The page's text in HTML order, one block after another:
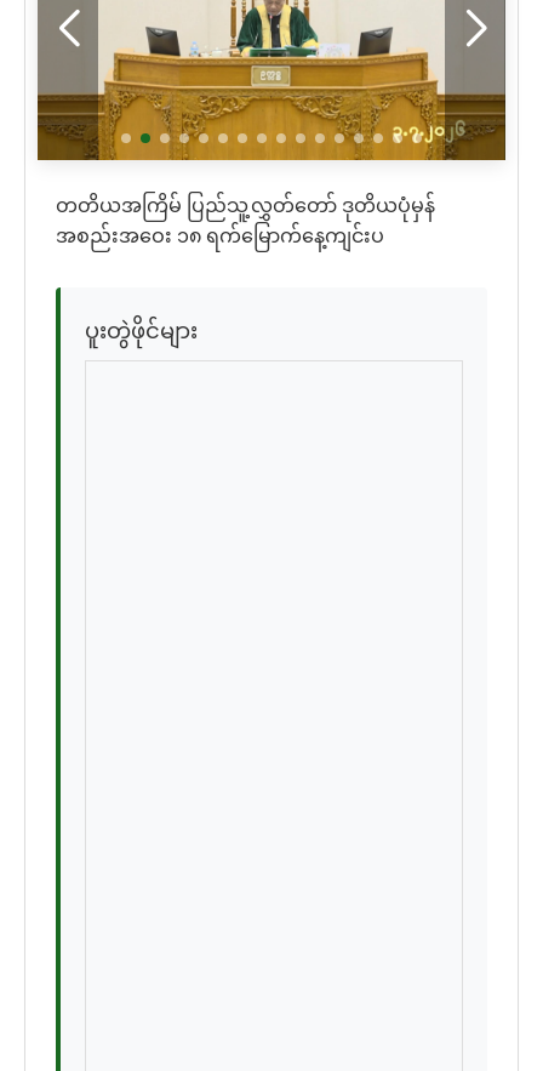
တတိယအကြိမ် ပြည်သူ့လွှတ်တော် ဒုတိယပုံမှန်
အစည်းအဝေး ၁၈ ရက်မြောက်နေ့ကျင်းပ
ပူးတွဲဖိုင်များ